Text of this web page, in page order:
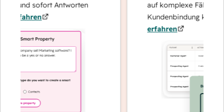
und sofort Antworten
auf komplexe Fälle und
Kundenbindung
erfahren